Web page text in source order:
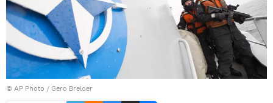
© AP Photo / Gero Breloer